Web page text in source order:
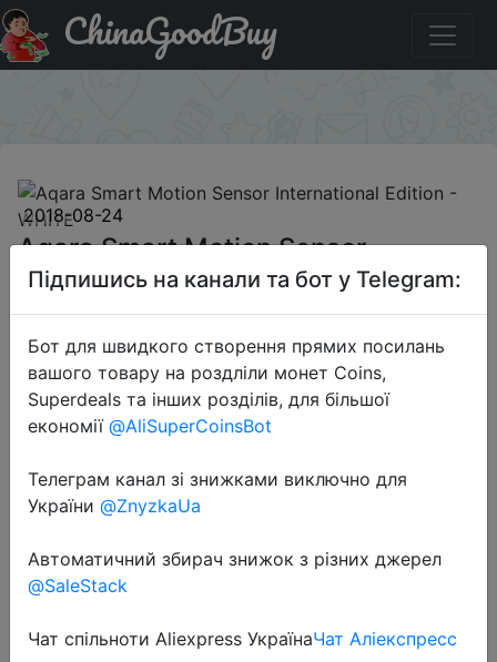
Придбати Aqara Smart Motion Sensor International
Edition - WHITEChinaGoodBuy
2018-08-24
Aqara Smart Motion Sensor
International Edition - WHITE
$5.99
Перейти до магазину
Додаткова інформація відсутня.
Підпишись на канали та бот у Telegram:
Бот для швидкого створення прямих посилань
вашого товару на роздліли монет Coins,
Superdeals та інших розділів, для більшої
економії @AliSuperCoinsBot
Телеграм канал зі знижками виключно для
України @ZnyzkaUa
Автоматичний збирач знижок з різних джерел
@SaleStack
Чат спільноти Aliexpress УкраїнаЧат Аліекспресс